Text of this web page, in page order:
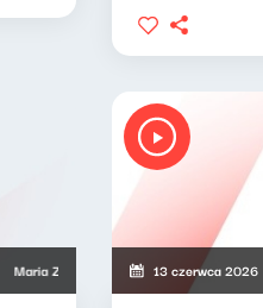
Zamachowska, Olga Bobienko13 czerwca 2026